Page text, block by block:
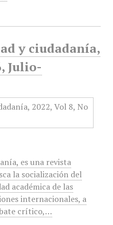
y ciudadanía,
Julio-
es una revista
la socialización del
académica de las
internacionales, a
crítico,…